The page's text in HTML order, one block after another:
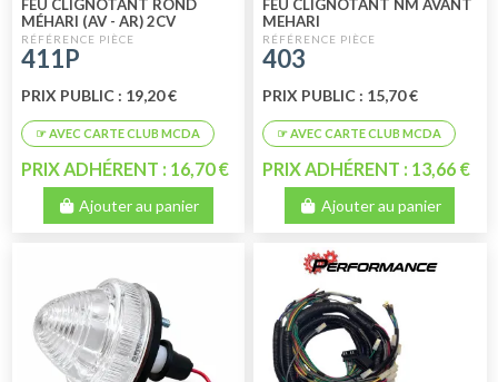
FEU CLIGNOTANT ROND
MÉHARI (AV - AR) 2CV
FOURGONNETTE (ARRIÈRE)
PERFORMANCE
411P
PRIX PUBLIC : 19,20 €
PRIX ADHÉRENT : 16,70 €
Ajouter au panier
FEU CLIGNOTANT NM AVANT
MEHARI
403
PRIX PUBLIC : 15,70 €
PRIX ADHÉRENT : 13,66 €
Ajouter au panier